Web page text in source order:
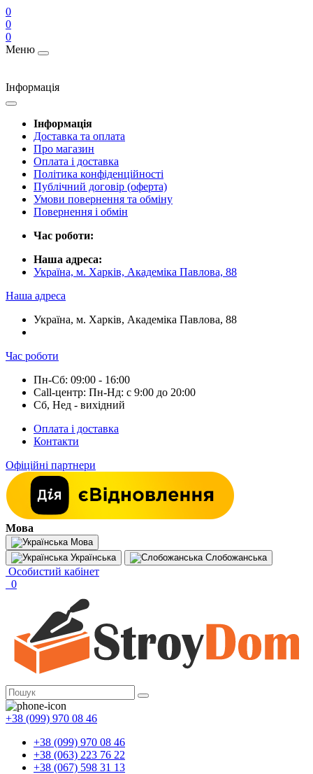
0
0
0
Меню
Інформація
Інформація
Доставка та оплата
Про магазин
Оплата і доставка
Політика конфіденційності
Публічний договір (оферта)
Умови повернення та обміну
Повернення і обмін
Час роботи:
Наша адреса:
Україна, м. Харків, Академіка Павлова, 88
Наша адреса
Україна, м. Харків, Академіка Павлова, 88
Час роботи
Пн-Сб: 09:00 - 16:00
Call-центр: Пн-Нд: с 9:00 до 20:00
Сб, Нед - вихідний
Оплата і доставка
Контакти
Офіційні партнери
Мова
Мова
Українська
Слобожанська
Особистий кабінет
0
+38 (099) 970 08 46
+38 (099) 970 08 46
+38 (063) 223 76 22
+38 (067) 598 31 13